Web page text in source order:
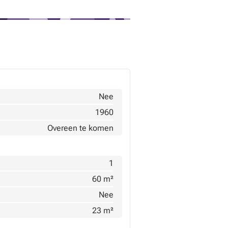
Nee
1960
Overeen te komen
1
60 m²
Nee
23 m²